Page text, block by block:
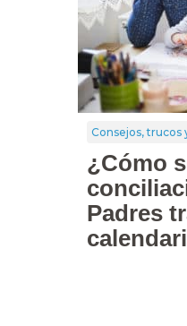
Consejos, trucos
¿Cómo
Padres